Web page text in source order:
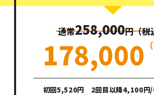
通常258,000円（税
178,000
初回5,520円 2回目以降4,100円/